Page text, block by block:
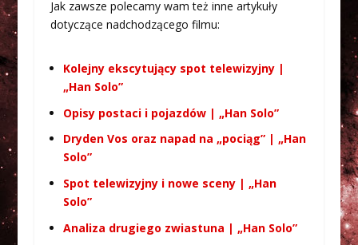
Jak zawsze polecamy wam też inne artykuły
dotyczące nadchodzącego filmu:
Kolejny ekscytujący spot telewizyjny |
„Han Solo”
Opisy postaci i pojazdów | „Han Solo”
Dryden Vos oraz napad na „pociąg” | „Han
Solo”
Spot telewizyjny i nowe sceny | „Han
Solo”
Analiza drugiego zwiastuna | „Han Solo”